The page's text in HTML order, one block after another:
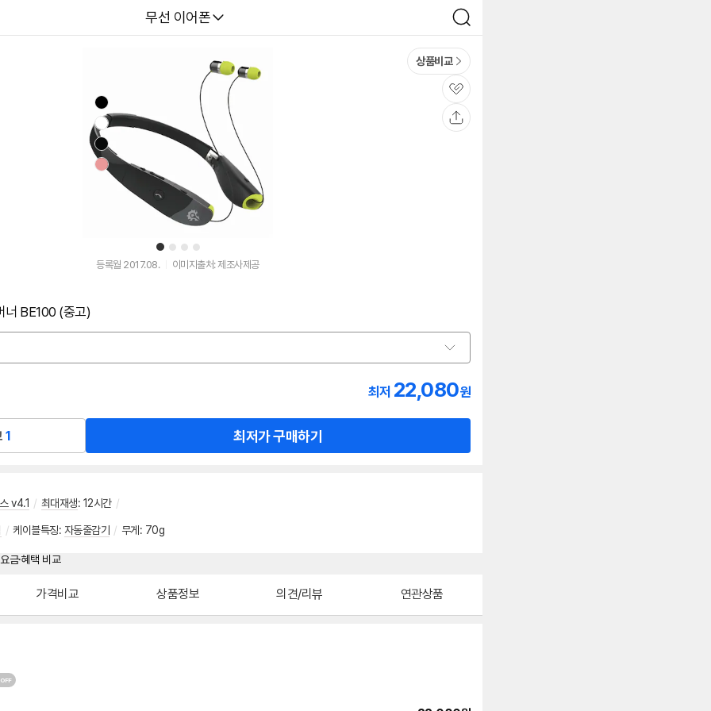
다나와
무선 이어폰
검
색
1 2 3 4
상품비교
관
심
등록월 2017.08. 이미지출처: 제조사제공
너 BE100 (중고)
최저 22,080원
1 최저가 구매하기
v4.1 / 최대재생: 12시간 /
/ 케이블특징: 자동줄감기 / 무게 : 70g
가격비교 상품정보 의견/리뷰 연관상품